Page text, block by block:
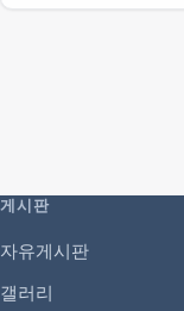
게시판
자유게시판
갤러리